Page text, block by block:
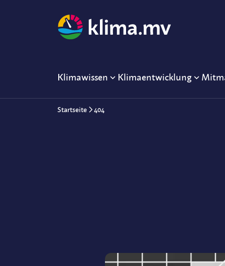
Klimawissen Klimaentwicklung
Startseite 404